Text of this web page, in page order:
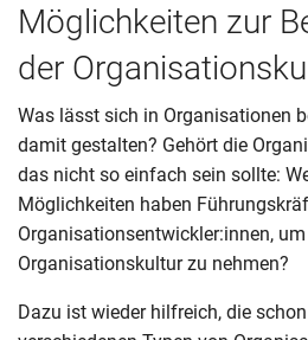
Möglichkeiten zur
der
Was lässt sich in Organisationen
damit gestalten? Gehört die
das nicht so einfach sein sollte:
Möglichkeiten haben
Organisationsentwickler:innen,
Organisationskultur zu nehmen?
Dazu ist wieder hilfreich, die